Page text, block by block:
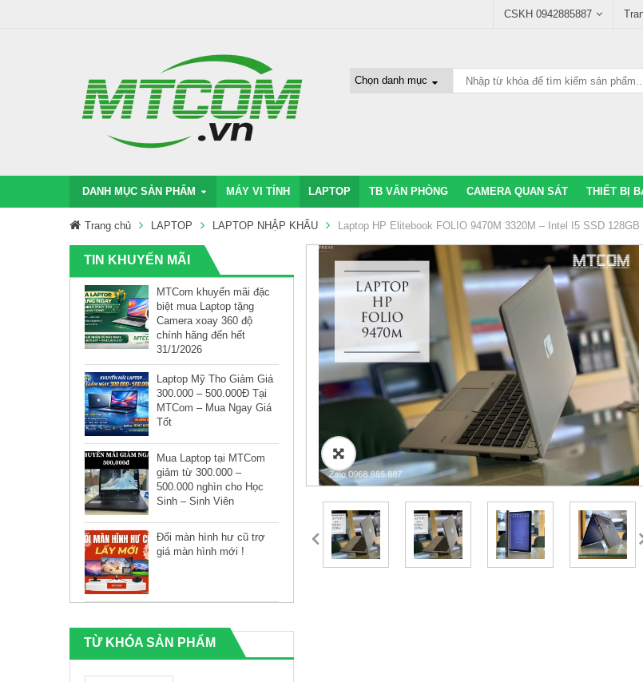
CSKH 0942885887
DANH MỤC SẢN PHẨM MÁY VI TÍNH LAPTOP TB VĂN PHÒNG CAMERA QUAN SÁT THIẾT BỊ
Trang chủ LAPTOP LAPTOP NHẬP KHẨU Laptop HP Elitebook FOLIO 9470M 3320M – Intel I5 SSD 128GB
TIN KHUYẾN MÃI
MTCom khuyến mãi đặc
biệt mua Laptop tặng
Camera xoay 360 độ
chính hãng đến hết
31/1/2026
Laptop Mỹ Tho Giảm Giá
300.000 – 500.000Đ Tại
MTCom – Mua Ngay Giá
Tốt
Mua Laptop tại MTCom
giảm từ 300.000 –
500.000 nghìn cho Học
Sinh – Sinh Viên
Đổi màn hình hư cũ trợ
giá màn hình mới !
TỪ KHÓA SẢN PHẨM
🔍